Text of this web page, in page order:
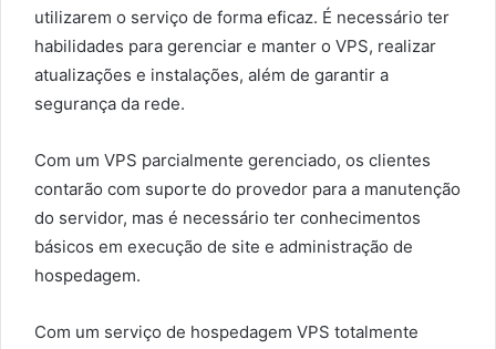
utilizarem o serviço de forma eficaz. É necessário ter
habilidades para gerenciar e manter o VPS, realizar
atualizações e instalações, além de garantir a
segurança da rede.
Com um VPS parcialmente gerenciado, os clientes
contarão com suporte do provedor para a manutenção
do servidor, mas é necessário ter conhecimentos
básicos em execução de site e administração de
hospedagem.
Com um serviço de hospedagem VPS totalmente